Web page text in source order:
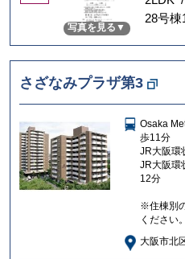
り
写真を見る
28号棟
さざなみプラザ第3
Osaka
歩11分
JR大阪環
JR大阪環
12分
※住棟別
ください。
大阪市北